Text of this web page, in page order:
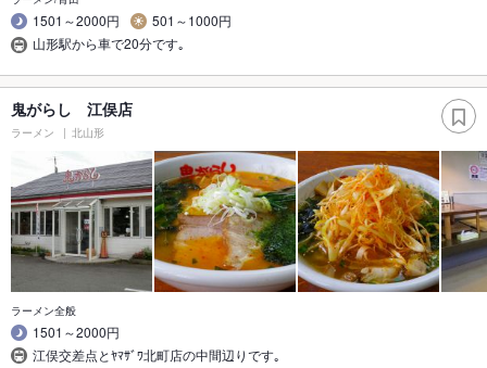
1501～2000円
501～1000円
山形駅から車で20分です｡
鬼がらし 江俣店
ラーメン 北山形
ラーメン全般
1501～2000円
江俣交差点とﾔﾏｻﾞﾜ北町店の中間辺りです｡